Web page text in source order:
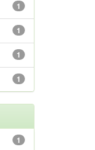
1
1
1
1
1